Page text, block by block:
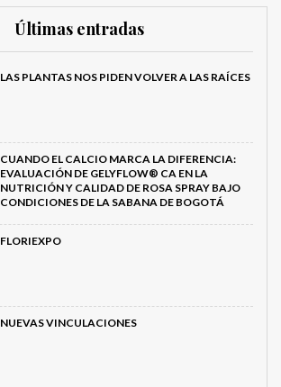
Últimas entradas
LAS PLANTAS NOS PIDEN VOLVER A LAS RAÍCES
CUANDO EL CALCIO MARCA LA DIFERENCIA:
EVALUACIÓN DE GELYFLOW® CA EN LA
NUTRICIÓN Y CALIDAD DE ROSA SPRAY BAJO
CONDICIONES DE LA SABANA DE BOGOTÁ
FLORIEXPO
NUEVAS VINCULACIONES